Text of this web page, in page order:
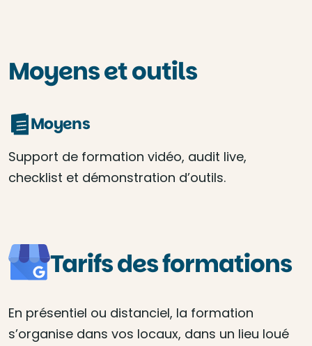
Moyens et outils
Moyens
Support de formation vidéo, audit live,
checklist et démonstration d’outils.
Tarifs des formations
En présentiel ou distanciel, la formation
s’organise dans vos locaux, dans un lieu loué